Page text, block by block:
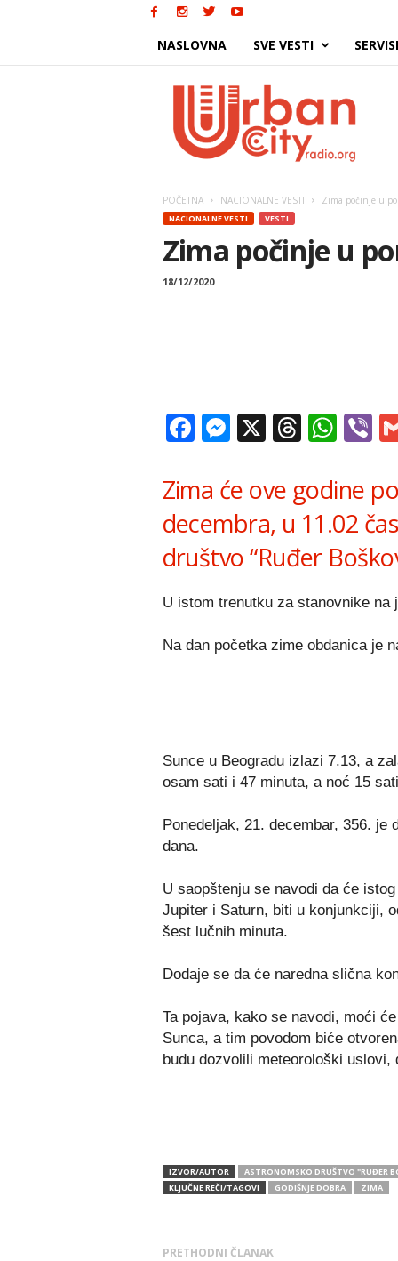
NASLOVNA SVE VESTI
POČETNA NACIONALNE VESTI Zima počinje u
NACIONALNE VESTI VESTI
Zima počinje u
18/12/2020
Facebook
Messenger
X
Zima će ove godine
decembra, u 11.02
društvo “Ruđer
U istom trenutku za stanovnike na
Na dan početka zime obdanica je
Sunce u Beogradu izlazi 7.13, a
osam sati i 47 minuta, a noć 15
Ponedeljak, 21. decembar, 356. je
dana.
U saopštenju se navodi da će
Jupiter i Saturn, biti u konjunkciji,
šest lučnih minuta.
Dodaje se da će naredna slična
Ta pojava, kako se navodi, moći
Sunca, a tim povodom biće
budu dozvolili meteorološki uslovi,
IZVOR/AUTOR
ASTRONOMSKO DRUŠTVO "RUĐER
KLJUČNE REČI/TAGOVI
GODIŠNJE DOBRA ZIMA
PRETHODNI ČLANAK